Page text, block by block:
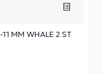
11 MM WHALE 2 ST